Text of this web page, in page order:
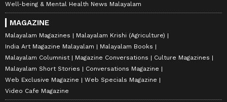
Well-being & Mental Health News Malayalam
MAGAZINE
Malayalam Magazines
Malayalam Krishi (Agriculture)
India Art Magazine Malayalam
Malayalam Books
Malayalam Columnist
Magazine Conversations
Culture Magazines
Malayalam Short Stories
Conversations Magazine
Web Exclusive Magazine
Web Specials Magazine
Video Cafe Magazine